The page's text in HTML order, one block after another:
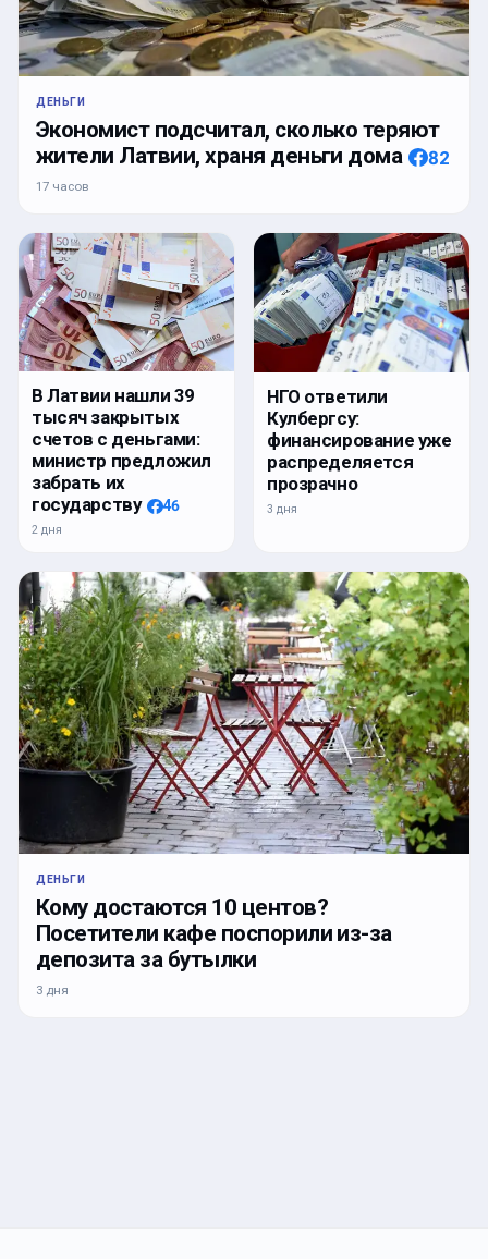
ДЕНЬГИ
Экономист подсчитал, сколько теряют
жители Латвии, храня деньги дома
82
17 часов
В Латвии нашли 39
тысяч закрытых
счетов с деньгами:
министр предложил
забрать их
государству
46
2 дня
НГО ответили
Кулбергсу:
финансирование уже
распределяется
прозрачно
3 дня
ДЕНЬГИ
Кому достаются 10 центов?
Посетители кафе поспорили из-за
депозита за бутылки
3 дня